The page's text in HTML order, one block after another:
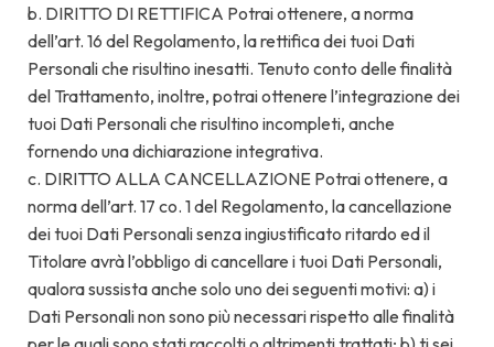
b. DIRITTO DI RETTIFICA Potrai ottenere, a norma
dell’art. 16 del Regolamento, la rettifica dei tuoi Dati
Personali che risultino inesatti. Tenuto conto delle finalità
del Trattamento, inoltre, potrai ottenere l’integrazione dei
tuoi Dati Personali che risultino incompleti, anche
fornendo una dichiarazione integrativa.
c. DIRITTO ALLA CANCELLAZIONE Potrai ottenere, a
norma dell’art. 17 co. 1 del Regolamento, la cancellazione
dei tuoi Dati Personali senza ingiustificato ritardo ed il
Titolare avrà l’obbligo di cancellare i tuoi Dati Personali,
qualora sussista anche solo uno dei seguenti motivi: a) i
Dati Personali non sono più necessari rispetto alle finalità